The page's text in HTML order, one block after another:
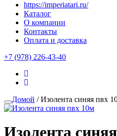
https://imperiatari.ru/
Каталог
О компании
Контакты
Оплата и доставка
+7 (978) 226-43-40
Домой / Изолента синяя пвх
Изолента